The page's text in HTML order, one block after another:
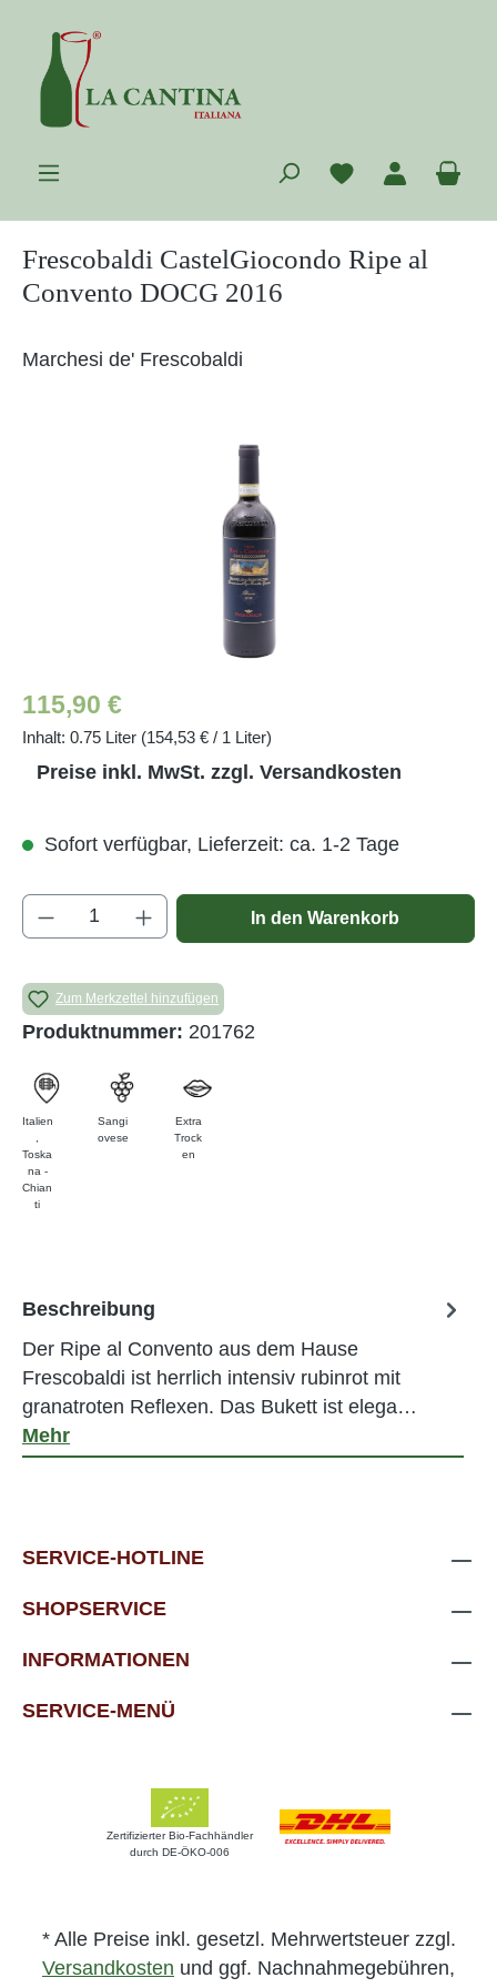
Zum Hauptinhalt springen
Du hast 0
Frescobaldi CastelGiocondo Ripe al
Convento DOCG 2016
Marchesi de' Frescobaldi
Regulärer Preis:
115,90 €
Inhalt: 0.75 Liter (154,53 € / 1 Liter)
Preise inkl. MwSt. zzgl. Versandkosten
Sofort verfügbar, Lieferzeit: ca. 1-2 Tage
Produkt Anzahl: Gib den gewünschten
In den Warenkorb
Zum Merkzettel hinzufügen
Produktnummer: 201762
Italien
Toska
na -
Chian
ti
Sangi
ovese
Extra
Trock
en
Beschreibung
Der Ripe al Convento aus dem Hause
Frescobaldi ist herrlich intensiv rubinrot mit
granatroten Reflexen. Das Bukett ist elega…
Mehr
SERVICE-HOTLINE
SHOPSERVICE
INFORMATIONEN
SERVICE-MENÜ
Zertifizierter Bio-Fachhändler
durch DE-ÖKO-006
* Alle Preise inkl. gesetzl. Mehrwertsteuer zzgl.
Versandkosten und ggf. Nachnahmegebühren,